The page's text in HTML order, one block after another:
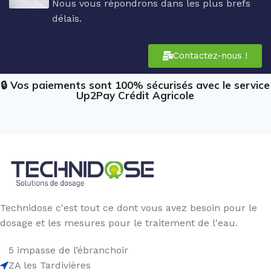
Nous vous répondrons dans les plus brefs
délais.
Contactez-nous !
🔒 Vos paiements sont 100% sécurisés avec le service
Up2Pay Crédit Agricole
Technidose c'est tout ce dont vous avez besoin pour le
dosage et les mesures pour le traitement de l'eau.
5 impasse de l’ébranchoir
ZA les Tardivières